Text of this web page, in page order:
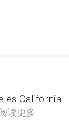
California .
读更多